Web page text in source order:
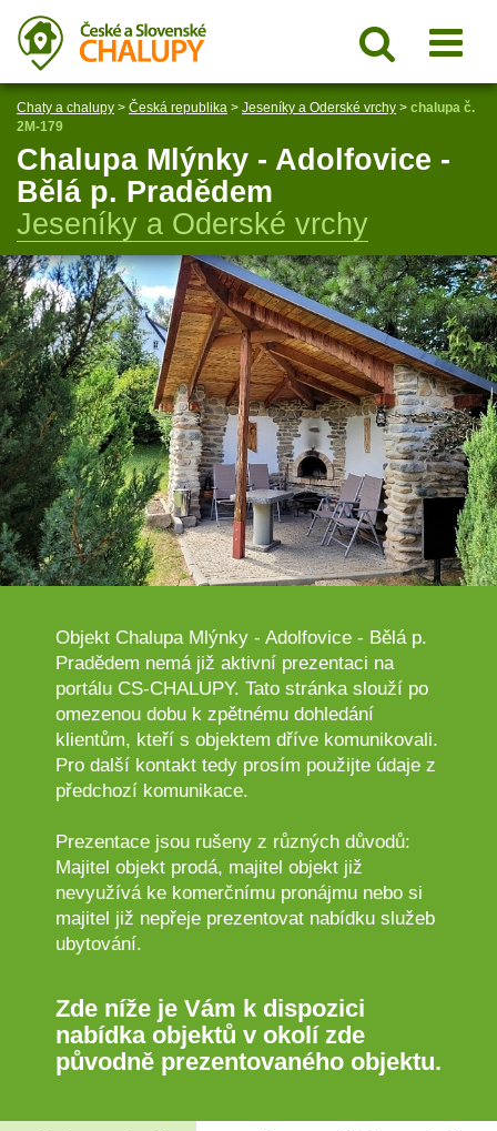
Chaty a chalupy > Česká republika > Jeseníky a Oderské vrchy > chalupa č.
2M-179
Chalupa Mlýnky - Adolfovice -
Bělá p. Pradědem
Jeseníky a Oderské vrchy
Objekt Chalupa Mlýnky - Adolfovice - Bělá p.
Pradědem nemá již aktivní prezentaci na
portálu CS-CHALUPY. Tato stránka slouží po
omezenou dobu k zpětnému dohledání
klientům, kteří s objektem dříve komunikovali.
Pro další kontakt tedy prosím použijte údaje z
předchozí komunikace.
Prezentace jsou rušeny z různých důvodů:
Majitel objekt prodá, majitel objekt již
nevyužívá ke komerčnímu pronájmu nebo si
majitel již nepřeje prezentovat nabídku služeb
ubytování.
Zde níže je Vám k dispozici
nabídka objektů v okolí zde
původně prezentovaného objektu.